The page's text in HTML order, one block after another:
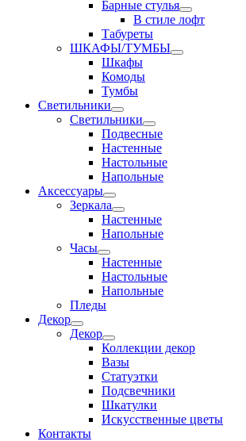
Барные стулья
В стиле лофт
Табуреты
ШКАФЫ/ТУМБЫ
Шкафы
Комоды
Тумбы
Светильники
Светильники
Подвесные
Настенные
Настольные
Напольные
Аксессуары
Зеркала
Настенные
Напольные
Часы
Настенные
Настольные
Напольные
Пледы
Декор
Декор
Коллекции декор
Вазы
Статуэтки
Подсвечники
Шкатулки
Искусственные цветы
Контакты